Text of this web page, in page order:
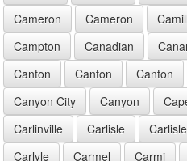
Cameron
Cameron
Campton
Canadian
Canton
Canton Canton
Canyon City
Canyon
Carlinville
Carlisle Carlisle
Carlyle
Carmel Carmi